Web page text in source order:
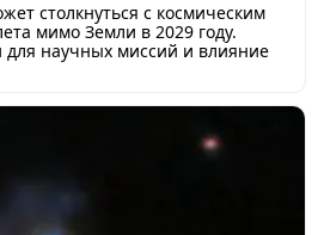
столкнуться с космическим
мимо Земли в 2029 году.
научных миссий и влияние